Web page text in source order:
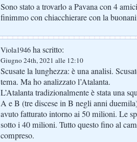
Sono stato a trovarlo a Pavana con 4
finimmo con chiacchierare con la
Viola1946 ha scritto:
Giugno 24th, 2021 alle 12:10
Scusate la lunghezza: è una analisi.
tema. Ma ho analizzato l’Atalanta.
L’Atalanta tradizionalmente è stata una
A e B (tre discese in B negli anni
avuto fatturato intorno ai 50 milioni. Le
sotto i 40 milioni. Tutto questo fino al
compreso.